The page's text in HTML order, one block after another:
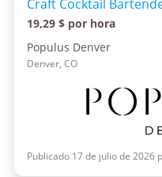
Craft Cocktail
19,29 $ por hora
Populus Denver
Denver, CO
Publicado 17 de julio de 2026